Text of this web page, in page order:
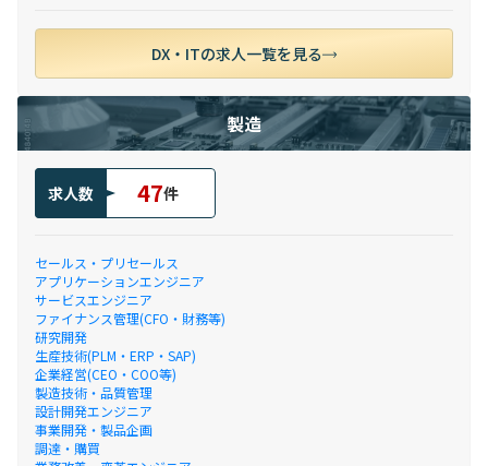
DX・ITの求人一覧を見る
製造
求人数 47件
セールス・プリセールス
アプリケーションエンジニア
サービスエンジニア
ファイナンス管理(CFO・財務等)
研究開発
生産技術(PLM・ERP・SAP)
企業経営(CEO・COO等)
製造技術・品質管理
設計開発エンジニア
事業開発・製品企画
調達・購買